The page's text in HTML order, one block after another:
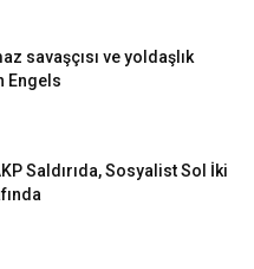
savaşçısı ve yoldaşlık
Engels
Saldırıda, Sosyalist Sol İki